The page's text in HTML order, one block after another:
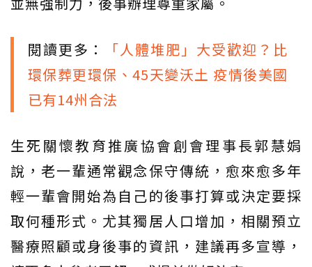
閱讀更多：
「人體堆肥」大受歡迎？比
環保葬更環保、45天變沃土 疫情後美國
已有14州合法
生死關懷教育推廣協會創會理事長郭慧娟
說，老一輩通常觀念保守傳統，愈來愈多年
輕一輩會開始為自己的後事打算或決定要採
取何種形式。尤其獨居人口增加，相關預立
醫療照顧或身後事的資訊，建議再多宣導，